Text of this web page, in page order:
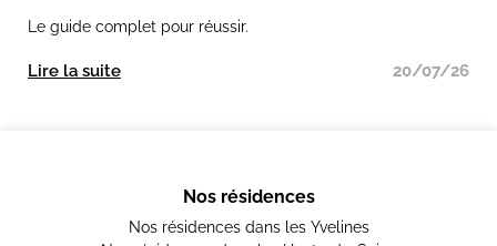
Le guide complet pour réussir.
Lire la suite 20/07/26
Nos résidences
Nos résidences dans les Yvelines